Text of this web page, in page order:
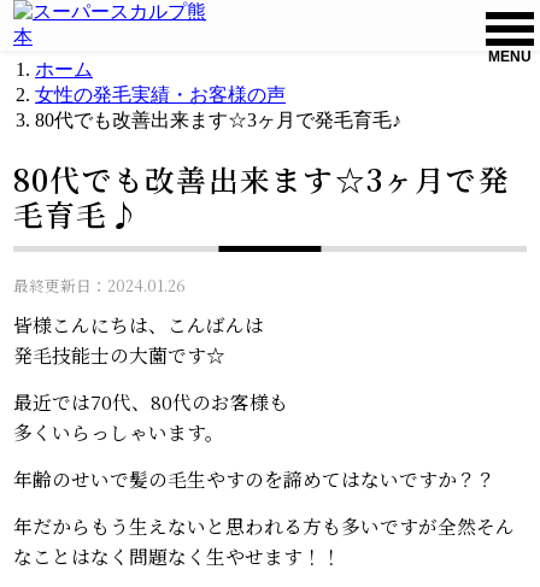
MENU
ホーム
女性の発毛実績・お客様の声
80代でも改善出来ます☆3ヶ月で発毛育毛♪
80代でも改善出来ます☆3ヶ月で発
毛育毛♪
最終更新日：2024.01.26
皆様こんにちは、こんばんは
発毛技能士の大薗です☆
最近では70代、80代のお客様も
多くいらっしゃいます。
年齢のせいで髪の毛生やすのを諦めてはないですか？？
年だからもう生えないと思われる方も多いですが全然そん
なことはなく問題なく生やせます！！